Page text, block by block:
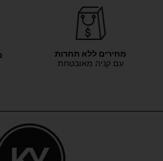
מחירים ללא תחרות
עם קניה מאובטחת